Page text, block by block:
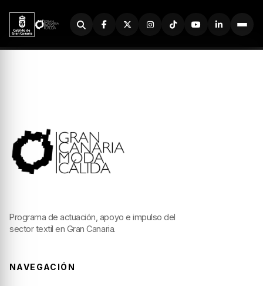
Buscador
Programa de actuación, apoyo e impulso del
sector textil en Gran Canaria.
NAVEGACIÓN